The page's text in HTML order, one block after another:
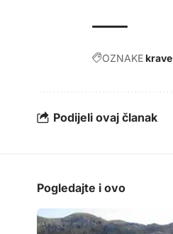
OZNAKEkrave
Podijeli ovaj članak
Pogledajte i ovo